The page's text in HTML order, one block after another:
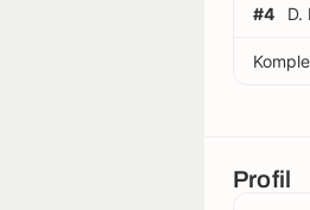
#4 D.
Profil